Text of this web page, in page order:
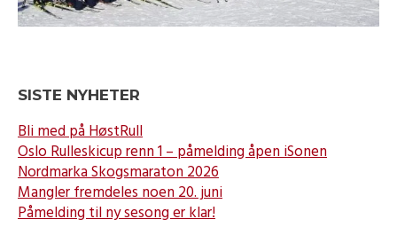
SISTE NYHETER
Bli med på HøstRull
Oslo Rulleskicup renn 1 – påmelding åpen iSonen
Nordmarka Skogsmaraton 2026
Mangler fremdeles noen 20. juni
Påmelding til ny sesong er klar!